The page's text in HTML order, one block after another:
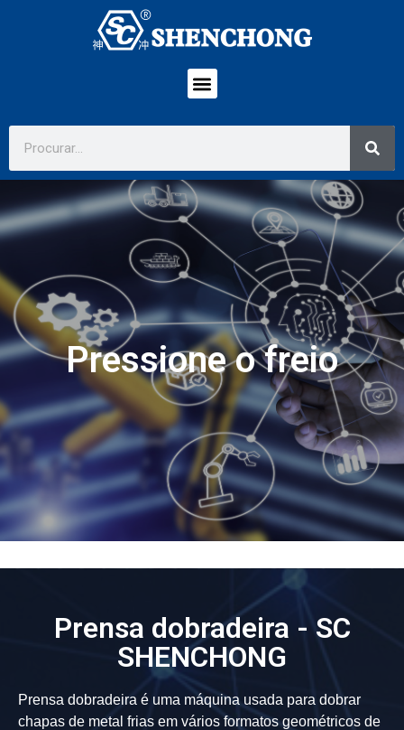
Pressione o freio
Prensa dobradeira - SC
SHENCHONG
Prensa dobradeira é uma máquina usada para dobrar
chapas de metal frias em vários formatos geométricos de